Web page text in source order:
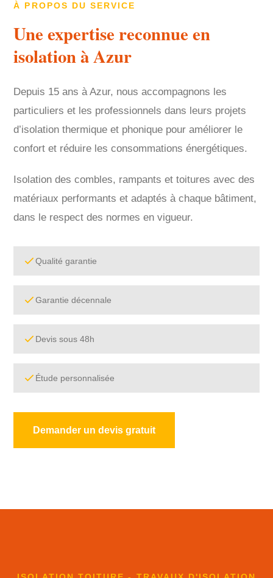
À PROPOS DU SERVICE
Une expertise reconnue en
isolation à Azur
Depuis 15 ans à Azur, nous accompagnons les
particuliers et les professionnels dans leurs projets
d’isolation thermique et phonique pour améliorer le
confort et réduire les consommations énergétiques.
Isolation des combles, rampants et toitures avec des
matériaux performants et adaptés à chaque bâtiment,
dans le respect des normes en vigueur.
Qualité garantie
Garantie décennale
Devis sous 48h
Étude personnalisée
Demander un devis gratuit